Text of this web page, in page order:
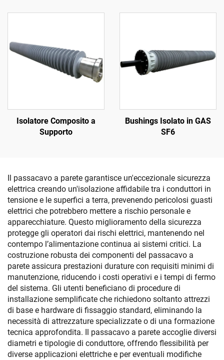
Isolatore Composito a
Supporto
Bushings Isolato in GAS
SF6
Il passacavo a parete garantisce un'eccezionale sicurezza
elettrica creando un'isolazione affidabile tra i conduttori in
tensione e le superfici a terra, prevenendo pericolosi guasti
elettrici che potrebbero mettere a rischio personale e
apparecchiature. Questo miglioramento della sicurezza
protegge gli operatori dai rischi elettrici, mantenendo nel
contempo l’alimentazione continua ai sistemi critici. La
costruzione robusta dei componenti del passacavo a
parete assicura prestazioni durature con requisiti minimi di
manutenzione, riducendo i costi operativi e i tempi di fermo
del sistema. Gli utenti beneficiano di procedure di
installazione semplificate che richiedono soltanto attrezzi
di base e hardware di fissaggio standard, eliminando la
necessità di attrezzature specializzate o di una formazione
tecnica approfondita. Il passacavo a parete accoglie diversi
diametri e tipologie di conduttore, offrendo flessibilità per
diverse applicazioni elettriche e per eventuali modifiche